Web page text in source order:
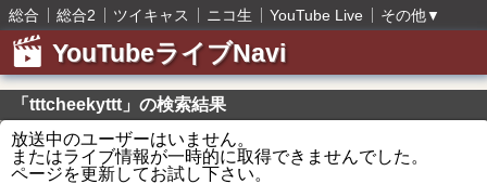
総合 総合2 ツイキャス ニコ生 YouTube Live その他▼
YouTubeライブNavi
「tttcheekyttt」の検索結果
放送中のユーザーはいません。
またはライブ情報が一時的に取得できませんでした。
ページを更新してお試し下さい。